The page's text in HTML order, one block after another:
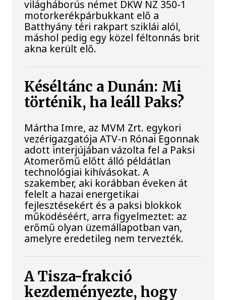
világháborús német DKW NZ 350-1
motorkerékpárbukkant elő a
Batthyány téri rakpart sziklái alól,
máshol pedig egy közel féltonnás brit
akna került elő.
Késéltánc a Dunán: Mi
történik, ha leáll Paks?
Mártha Imre, az MVM Zrt. egykori
vezérigazgatója ATV-n Rónai Egonnak
adott interjújában vázolta fel a Paksi
Atomerőmű előtt álló példátlan
technológiai kihívásokat. A
szakember, aki korábban éveken át
felelt a hazai energetikai
fejlesztésekért és a paksi blokkok
működéséért, arra figyelmeztet: az
erőmű olyan üzemállapotban van,
amelyre eredetileg nem tervezték.
A Tisza-frakció
kezdeményezte, hogy